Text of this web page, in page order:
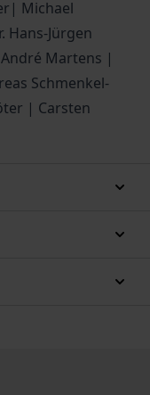
Michael
Jürgen
Martens |
Schmenkel-
| Carsten